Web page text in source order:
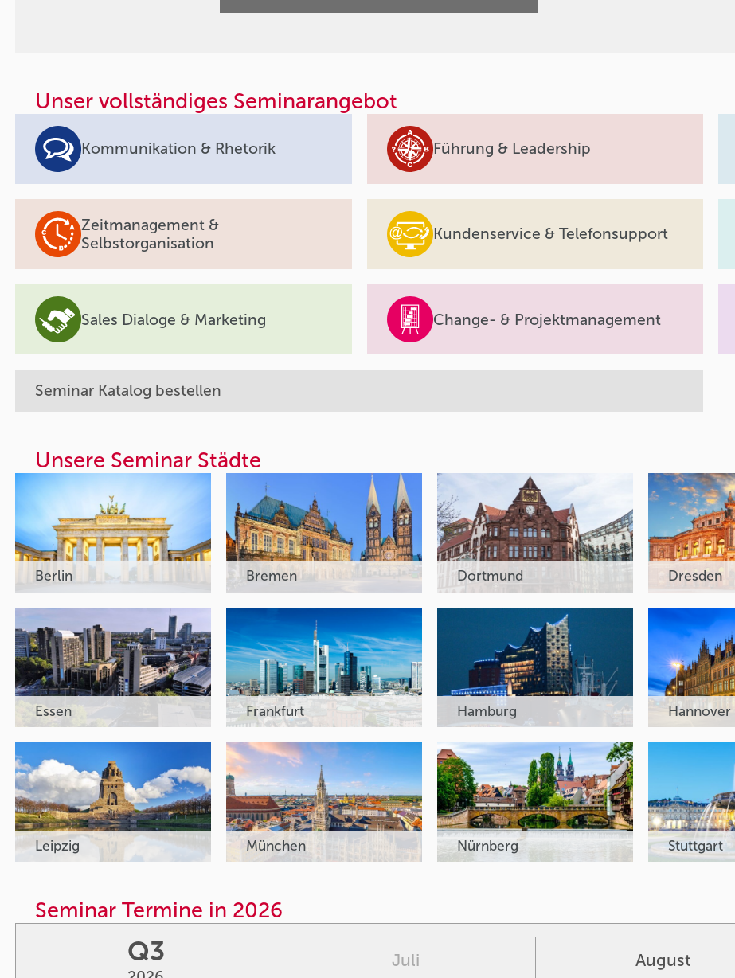
Unser vollständiges Seminarangebot
Kommunikation & Rhetorik Führung & Leadership
Zeitmanagement &
Selbstorganisation
Kundenservice & Telefonsupport
Sales Dialoge & Marketing Change- & Projektmanagement
Seminar Katalog bestellen
Unsere Seminar Städte
Berlin Bremen Dortmund Dresden
Essen Frankfurt Hamburg Hannover
Leipzig München Nürnberg Stuttgart
Seminar Termine in 2026
Q3 Juli August